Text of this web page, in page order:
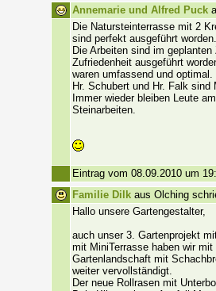
Annemarie und Alfred Puck
Die Natursteinterrasse mit 2
sind perfekt ausgeführt worden.
Die Arbeiten sind im
Zufriedenheit ausgeführt
waren umfassend und optimal.
Hr. Schubert und Hr. Falk
Immer wieder bleiben Leute
Steinarbeiten.
Eintrag vom 08.09.2010 um
Familie Dilk aus Olching
Hallo unsere Gartengestalter,
auch unser 3. Gartenprojekt
mit MiniTerrasse haben wir
Gartenlandschaft mit
weiter vervollständigt.
Der neue Rollrasen mit